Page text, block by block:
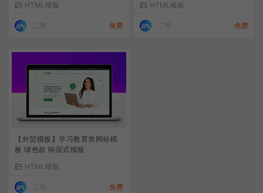
HTML模板
免费
HTML模板
免费
【外贸模板】学习教育类网站模
板 绿色款 响应式模板
HTML模板
免费